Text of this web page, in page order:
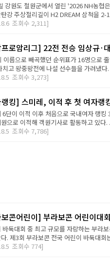
강원도 철원군에서 열린 '2026 NH농협
강 주상절리길이 H2 DREAM 삼척을 2-
조회수 2,311]
로암리그] 22전 전승 임상규·
이름으로 빼곡했던 순위표가 16명으로
치고 왕중왕전에 나설 선수들을 가려냈다.
조회수 3,273]
킹] 스미레, 이적 후 첫 여자랭
6단이 이적 이후 처음으로 국내여자 랭
으로 이적해 객원기사로 활동하고 있다.
조회수 7,786]
콘어린이] 부라보콘 어린이대
바둑대회 중 최고 규모를 자랑하는 부라
. 제3회 부라보콘 전국 어린이 바둑대
조회수 774]